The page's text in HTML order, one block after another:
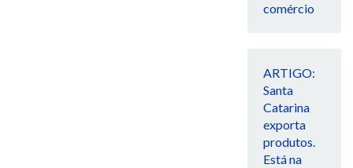
comércio
ARTIGO:
Santa
Catarina
exporta
produtos.
Está na